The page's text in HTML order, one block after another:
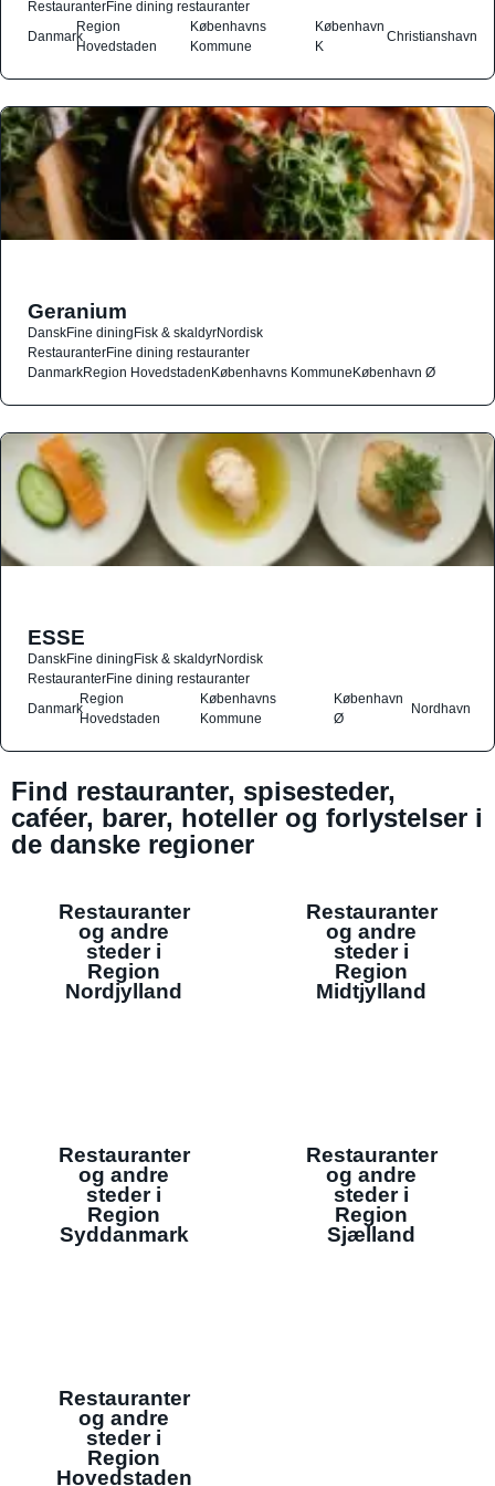
RestauranterFine dining restauranter
Danmark
Region
Hovedstaden
Københavns
Kommune
København
K
Christianshavn
Geranium
DanskFine diningFisk & skaldyrNordisk
RestauranterFine dining restauranter
DanmarkRegion HovedstadenKøbenhavns KommuneKøbenhavn Ø
ESSE
DanskFine diningFisk & skaldyrNordisk
RestauranterFine dining restauranter
Danmark
Region
Hovedstaden
Københavns
Kommune
København
Ø
Nordhavn
Find restauranter, spisesteder,
caféer, barer, hoteller og forlystelser i
de danske regioner
Restauranter
og andre
steder i
Region
Nordjylland
Restauranter
og andre
steder i
Region
Midtjylland
Restauranter
og andre
steder i
Region
Syddanmark
Restauranter
og andre
steder i
Region
Sjælland
Restauranter
og andre
steder i
Region
Hovedstaden